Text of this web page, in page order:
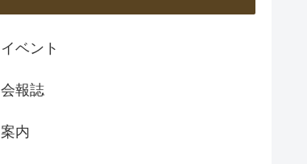
イベント
会報誌
案内